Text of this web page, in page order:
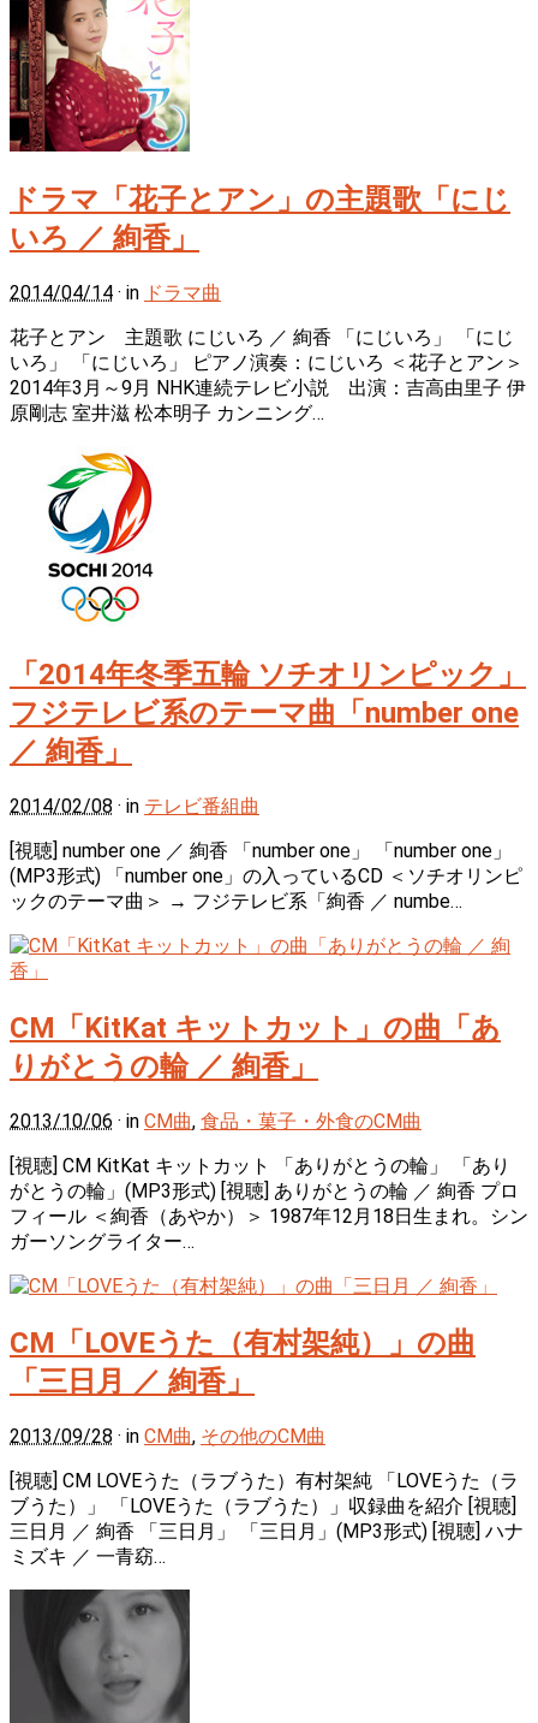
ドラマ「花子とアン」の主題歌「にじ
いろ ／ 絢香」
2014/04/14 · in ドラマ曲
花子とアン 主題歌 にじいろ ／ 絢香 「にじいろ」 「にじ
いろ」 「にじいろ」 ピアノ演奏：にじいろ ＜花子とアン＞
2014年3月～9月 NHK連続テレビ小説 出演：吉高由里子 伊
原剛志 室井滋 松本明子 カンニング…
「2014年冬季五輪 ソチオリンピック」
フジテレビ系のテーマ曲「number one
／ 絢香」
2014/02/08 · in テレビ番組曲
[視聴] number one ／ 絢香 「number one」 「number one」
(MP3形式) 「number one」の入っているCD ＜ソチオリンピ
ックのテーマ曲＞ → フジテレビ系「絢香 ／ numbe…
CM「KitKat キットカット」の曲「あ
りがとうの輪 ／ 絢香」
2013/10/06 · in CM曲, 食品・菓子・外食のCM曲
[視聴] CM KitKat キットカット 「ありがとうの輪」 「あり
がとうの輪」(MP3形式) [視聴] ありがとうの輪 ／ 絢香 プロ
フィール ＜絢香（あやか）＞ 1987年12月18日生まれ。シン
ガーソングライター…
CM「LOVEうた（有村架純）」の曲
「三日月 ／ 絢香」
2013/09/28 · in CM曲, その他のCM曲
[視聴] CM LOVEうた（ラブうた）有村架純 「LOVEうた（ラ
ブうた）」 「LOVEうた（ラブうた）」収録曲を紹介 [視聴]
三日月 ／ 絢香 「三日月」 「三日月」(MP3形式) [視聴] ハナ
ミズキ ／ 一青窈…